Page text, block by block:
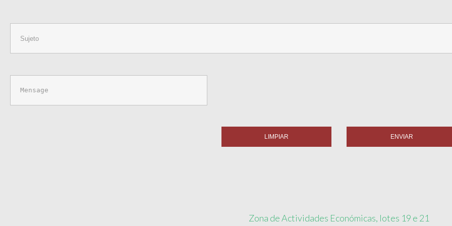
LIMPIAR ENVIAR
Zona de Actividades Económicas, lotes 19 e 21